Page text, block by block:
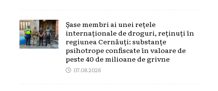
Șase membri ai unei rețele
internaționale de droguri, reținuți în
regiunea Cernăuți: substanțe
psihotrope confiscate în valoare de
peste 40 de milioane de grivne
07.08.2026